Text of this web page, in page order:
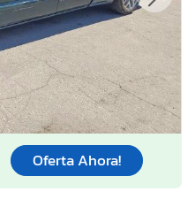
Oferta Ahora!